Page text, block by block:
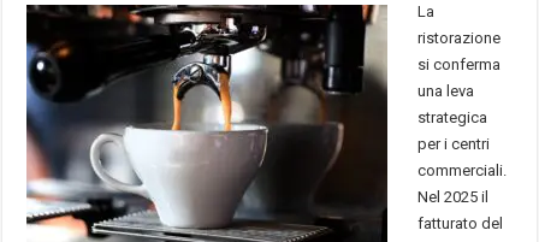
La
ristorazione
si conferma
una leva
strategica
per i centri
commerciali.
Nel 2025 il
fatturato del